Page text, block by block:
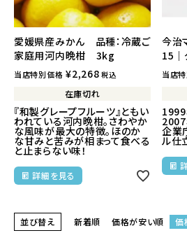
愛媛県産みかん 品種：冷蔵ご
家庭用河内晩柑 3kg
当店特別価格 ¥2,268 税込
在庫切れ
『和製グレープフルーツ』ともい
われている河内晩柑。さわやか
な風味が最大の特徴。ほのか
な甘みと苦みが相まって食べる
と止まらない味！
詳細を見る
今治
15｜
当店
1999
2007
企業
ル仕
並び替え 新着順 価格が安い順 価